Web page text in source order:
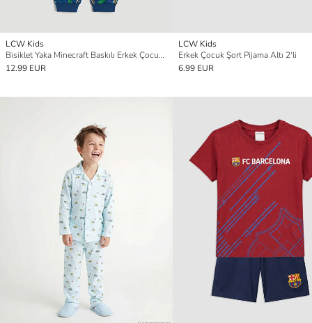
LCW Kids
Bisiklet Yaka Minecraft Baskılı Erkek Çocuk Pijama Takım
12.99 EUR
LCW Kids
Erkek Çocuk Şort Pijama Altı 2'li
6.99 EUR